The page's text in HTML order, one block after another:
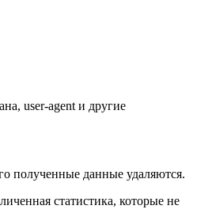
user-agent и другие
полученные данные удаляются.
статистика, которые не